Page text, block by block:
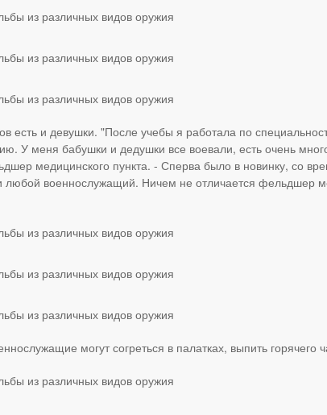
есть и девушки. "После учебы я работала по
У меня бабушки и дедушки все воевали, есть очень
медицинского пункта. - Сперва было в новинку, со
военнослужащий. Ничем не отличается фельдшер
могут согреться в палатках, выпить горячего